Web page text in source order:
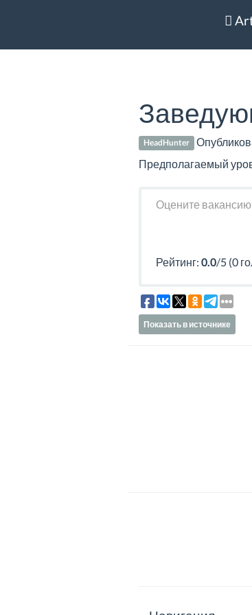
HeadHunter
Предполагаемый
Оцените
Рейтинг: 0.0/5 (0
Показать в источнике